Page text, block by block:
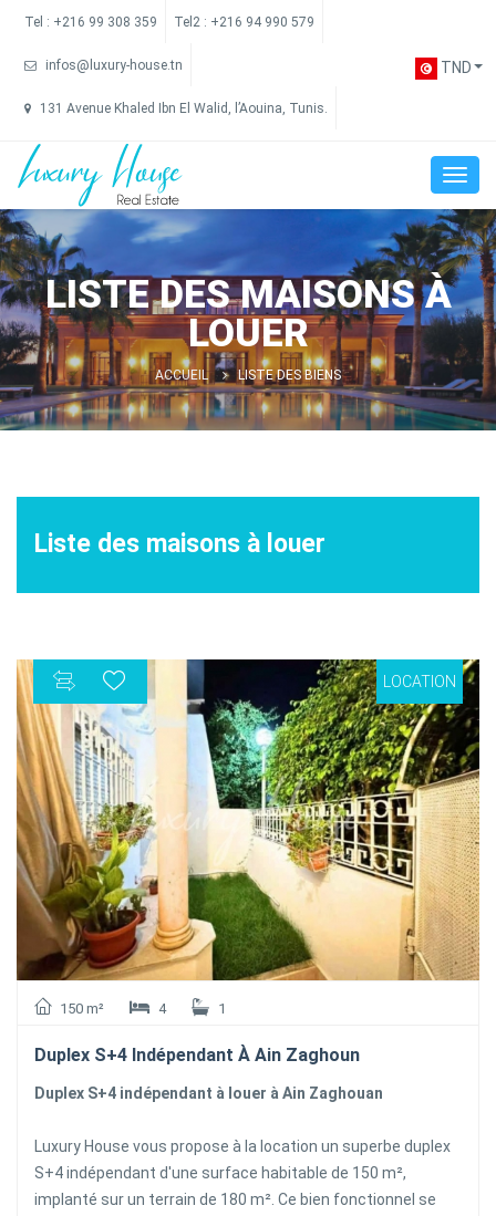
Tel : +216 99 308 359 Tel2 : +216 94 990 579
infos@luxury-house.tn
131 Avenue Khaled Ibn El Walid, l’Aouina, Tunis.
TND
LISTE DES MAISONS À
LOUER
ACCUEIL LISTE DES BIENS
Liste des maisons à louer
LOCATION
150 m² 4 1
Duplex S+4 Indépendant À Ain Zaghoun
Duplex S+4 indépendant à louer à Ain Zaghouan
Luxury House vous propose à la location un superbe duplex
S+4 indépendant d'une surface habitable de 150 m²,
implanté sur un terrain de 180 m². Ce bien fonctionnel se